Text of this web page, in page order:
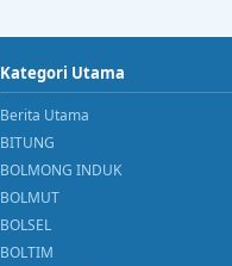
Kategori Utama
Berita Utama
BITUNG
BOLMONG INDUK
BOLMUT
BOLSEL
BOLTIM